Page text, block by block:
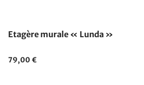
Etagère murale « Lunda »
79,00 €